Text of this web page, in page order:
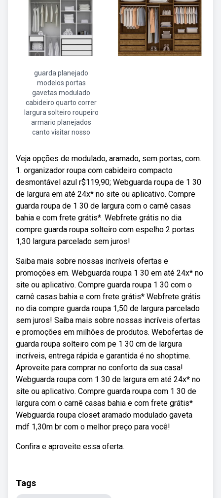
guarda planejado
modelos portas
gavetas modulado
cabideiro quarto correr
largura solteiro roupeiro
armario planejados
canto visitar nosso
Veja opções de modulado, aramado, sem portas, com.
1. organizador roupa com cabideiro compacto
desmontável azul r$119,90; Webguarda roupa de 1 30
de largura em até 24x* no site ou aplicativo. Compre
guarda roupa de 1 30 de largura com o carnê casas
bahia e com frete grátis*. Webfrete grátis no dia
compre guarda roupa solteiro com espelho 2 portas
1,30 largura parcelado sem juros!
Saiba mais sobre nossas incríveis ofertas e
promoções em. Webguarda roupa 1 30 em até 24x* no
site ou aplicativo. Compre guarda roupa 1 30 com o
carnê casas bahia e com frete grátis* Webfrete grátis
no dia compre guarda roupa 1,50 de largura parcelado
sem juros! Saiba mais sobre nossas incríveis ofertas
e promoções em milhões de produtos. Webofertas de
guarda roupa solteiro com pe 1 30 cm de largura
incríveis, entrega rápida e garantida é no shoptime.
Aproveite para comprar no conforto da sua casa!
Webguarda roupa com 1 30 de largura em até 24x* no
site ou aplicativo. Compre guarda roupa com 1 30 de
largura com o carnê casas bahia e com frete grátis*
Webguarda roupa closet aramado modulado gaveta
mdf 1,30m br com o melhor preço para você!
Confira e aproveite essa oferta.
Tags